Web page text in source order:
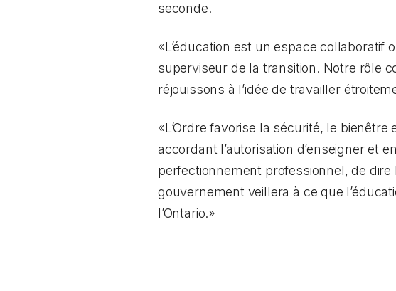
seconde.
«L’éducation est un espace
superviseur de la transition. Notre rôle
réjouissons à l’idée de travailler
«L’Ordre favorise la sécurité, le
accordant l’autorisation d’enseigner et
perfectionnement professionnel, de
gouvernement veillera à ce que
l’Ontario.»